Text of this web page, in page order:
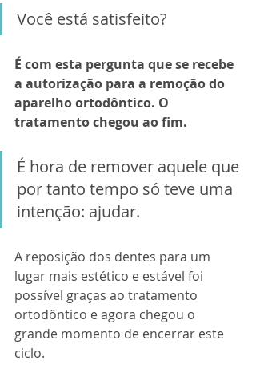
Você está satisfeito?
É com esta pergunta que se recebe
a autorização para a remoção do
aparelho ortodôntico. O
tratamento chegou ao fim.
É hora de remover aquele que
por tanto tempo só teve uma
intenção: ajudar.
A reposição dos dentes para um
lugar mais estético e estável foi
possível graças ao tratamento
ortodôntico e agora chegou o
grande momento de encerrar este
ciclo.